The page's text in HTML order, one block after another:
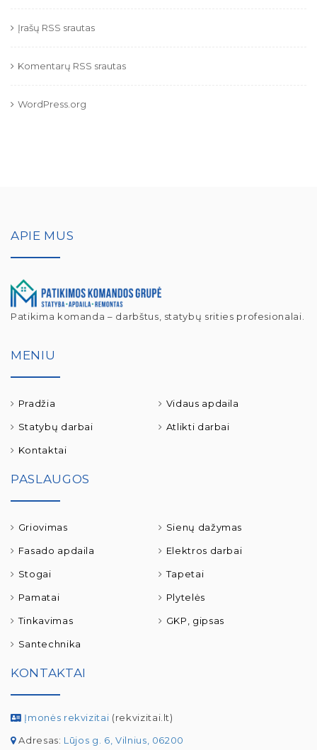
Įrašų RSS srautas
Komentarų RSS srautas
WordPress.org
APIE MUS
Patikima komanda – darbštus, statybų srities profesionalai.
MENIU
Pradžia Vidaus apdaila
Statybų darbai Atlikti darbai
Kontaktai
PASLAUGOS
Griovimas Sienų dažymas
Fasado apdaila Elektros darbai
Stogai Tapetai
Pamatai Plytelės
Tinkavimas GKP, gipsas
Santechnika
KONTAKTAI
Įmonės rekvizitai (rekvizitai.lt)
Adresas: Lūjos g. 6, Vilnius, 06200